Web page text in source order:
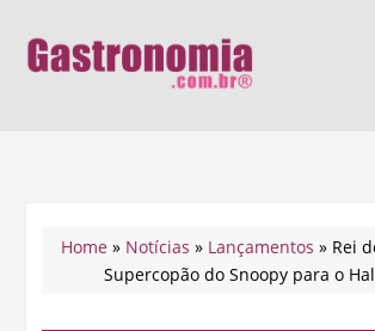
Home» Notícias » Lançamentos » Rei
Supercopão do Snoopy para o